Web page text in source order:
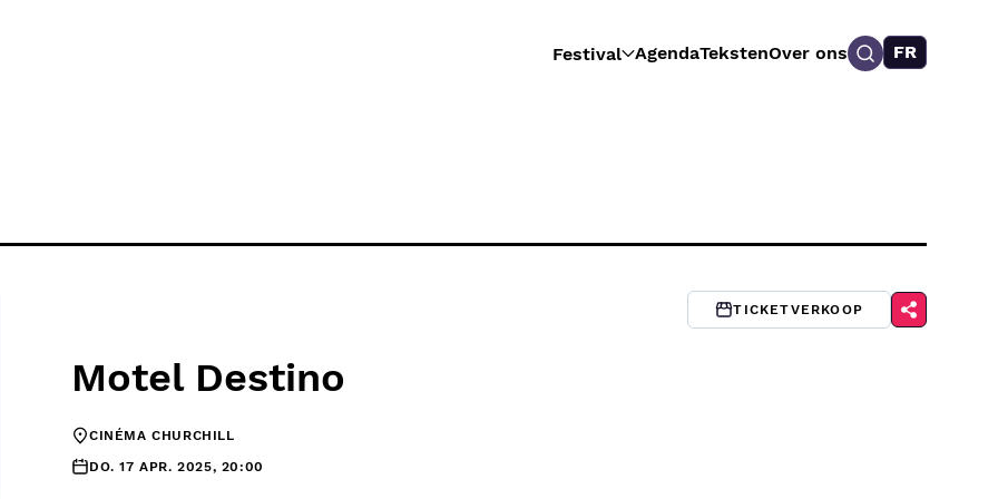
Festival AgendaTekstenOver ons FR
TICKETVERKOOP
Motel Destino
CINÉMA CHURCHILL
DO. 17 APR. 2025, 20:00